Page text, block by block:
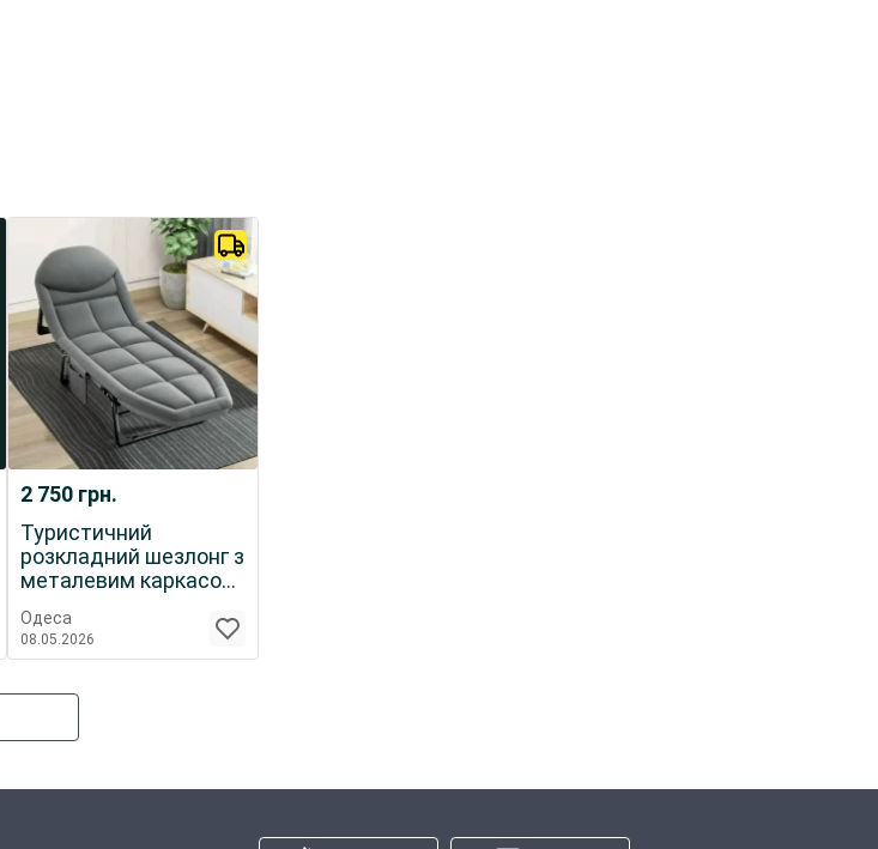
2 750 грн.
Туристичний
розкладний шезлонг з
металевим каркасом
Одеса
08.05.2026